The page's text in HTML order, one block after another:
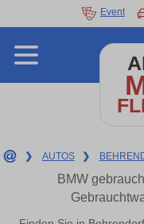
Event
❯ AUTOS ❯
BMW